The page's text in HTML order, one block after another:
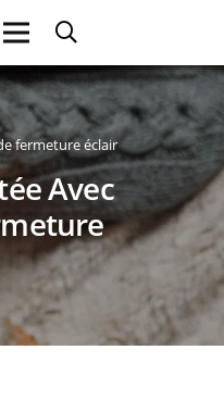
fermeture éclair
Avec